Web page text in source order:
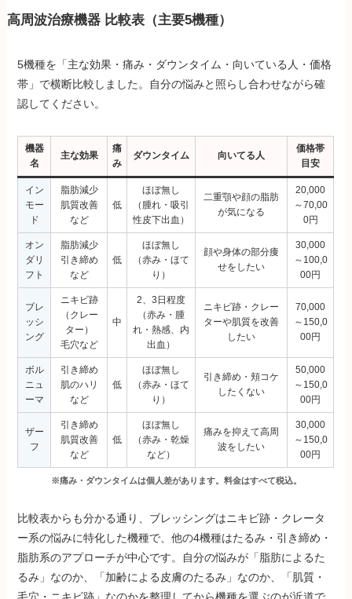
高周波治療機器 比較表（主要5機種）
5機種を「主な効果・痛み・ダウンタイム・向いている人・価格
帯」で横断比較しました。自分の悩みと照らし合わせながら確
認してください。
機器
名
主な効果
痛
み
ダウンタイム 向いてる人
価格帯
目安
イン
モー
ド
脂肪減少
肌質改善
など
低
ほぼ無し
（腫れ・吸引
性皮下出血）
二重顎や顔の脂肪
が気になる
20,000
～70,00
0円
オン
ダリ
フト
脂肪減少
引き締め
など
低
ほぼ無し
（赤み・ほて
り）
顔や身体の部分痩
せをしたい
30,000
～100,0
00円
ブレ
ッシ
ング
ニキビ跡
（クレー
ター）
毛穴など
中
2、3日程度
（赤み・腫
れ・熱感、内
出血）
ニキビ跡・クレー
ターや肌質を改善
したい
70,000
～150,0
00円
ボル
ニュ
ーマ
引き締め
肌のハリ
など
低
ほぼ無し
（赤み・ほて
り）
引き締め・頬コケ
したくない
50,000
～150,0
00円
ザー
フ
引き締め
肌質改善
など
低
ほぼ無し
（赤み・乾燥
など）
痛みを抑えて高周
波をしたい
30,000
～150,0
00円
※痛み・ダウンタイムは個人差があります。料金はすべて税込。
比較表からも分かる通り、ブレッシングはニキビ跡・クレータ
ー系の悩みに特化した機種で、他の4機種はたるみ・引き締め・
脂肪系のアプローチが中心です。自分の悩みが「脂肪によるた
るみ」なのか、「加齢による皮膚のたるみ」なのか、「肌質・